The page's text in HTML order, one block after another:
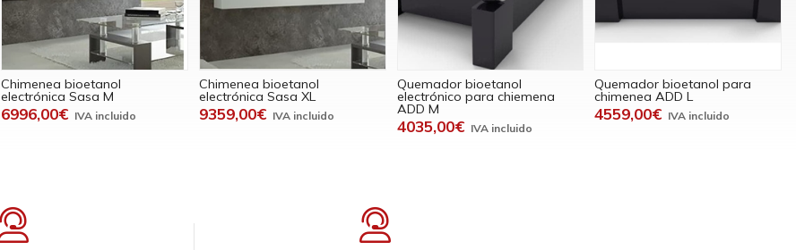
Chimenea bioetanol
electrónica Sasa M
6996,00€
Chimenea bioetanol
electrónica Sasa XL
9359,00€
Quemador bioetanol
electrónico para chiemena
ADD M
4035,00€
Quemador bioetanol para
chimenea ADD L
4559,00€